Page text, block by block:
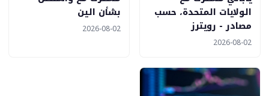
الولايات المتحدة، حسب
مصادر - رويترز
2026-08-02
بشأن الين
2026-08-02